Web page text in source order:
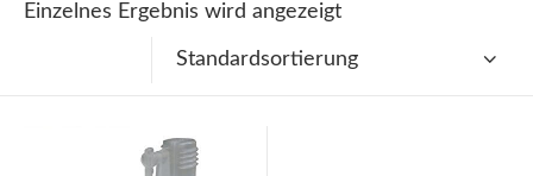
Einzelnes Ergebnis wird angezeigt
Standardsortierung